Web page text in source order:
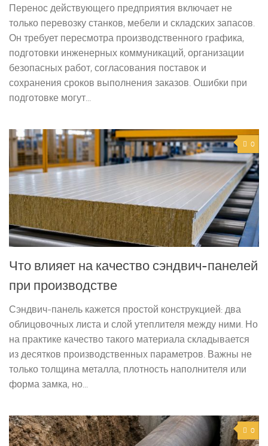
Перенос действующего предприятия включает не
только перевозку станков, мебели и складских запасов.
Он требует пересмотра производственного графика,
подготовки инженерных коммуникаций, организации
безопасных работ, согласования поставок и
сохранения сроков выполнения заказов. Ошибки при
подготовке могут...
0
Что влияет на качество сэндвич-панелей
при производстве
Сэндвич-панель кажется простой конструкцией: два
облицовочных листа и слой утеплителя между ними. Но
на практике качество такого материала складывается
из десятков производственных параметров. Важны не
только толщина металла, плотность наполнителя или
форма замка, но...
0